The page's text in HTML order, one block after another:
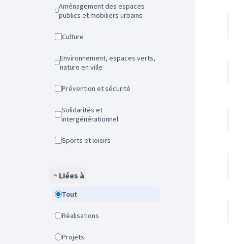
Aménagement des espaces
publics et mobiliers urbains
Culture
Environnement, espaces verts,
nature en ville
Prévention et sécurité
Solidarités et
intergénérationnel
Sports et loisirs
Liées à
Tout
Réalisations
Projets